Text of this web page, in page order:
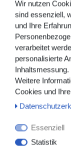
Einsatz in
ermöglicht eine
Die
Anatomie der
einen
Tragedauer.
Der integrierte
gewährleistet
Sauerstofffluss.
die
Wir nutzen
sind essenziell,
und Ihre
verarbeitet
personalisierte
Inhaltsmessung.
Weitere
Cookies und
Essenziell
Statistik